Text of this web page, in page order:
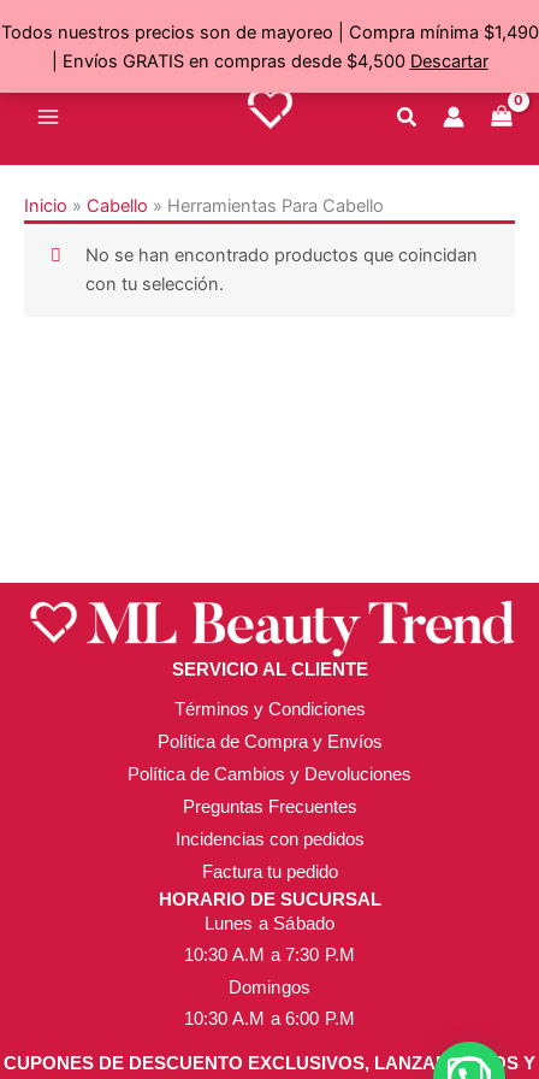
Todos nuestros precios son de mayoreo | Compra mínima $1,490
| Envíos GRATIS en compras desde $4,500 Descartar
al
contenido
Inicio » Cabello » Herramientas Para Cabello
No se han encontrado productos que coincidan
con tu selección.
SERVICIO AL CLIENTE
Términos y Condiciones
Política de Compra y Envíos
Política de Cambios y Devoluciones
Preguntas Frecuentes
Incidencias con pedidos
Factura tu pedido
HORARIO DE SUCURSAL
Lunes a Sábado
10:30 A.M a 7:30 P.M
Domingos
10:30 A.M a 6:00 P.M
CUPONES DE DESCUENTO EXCLUSIVOS, LANZAMIENTOS Y